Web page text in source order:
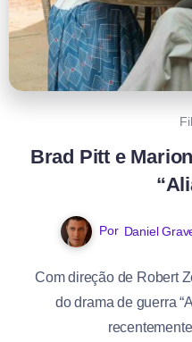
Brad Pitt e
Por Daniel
Com direção de Robert
do drama de guerra